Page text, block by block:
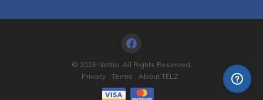
© 2026 Nettia. All Rights Reserved.
Privacy
Terms About TELZ